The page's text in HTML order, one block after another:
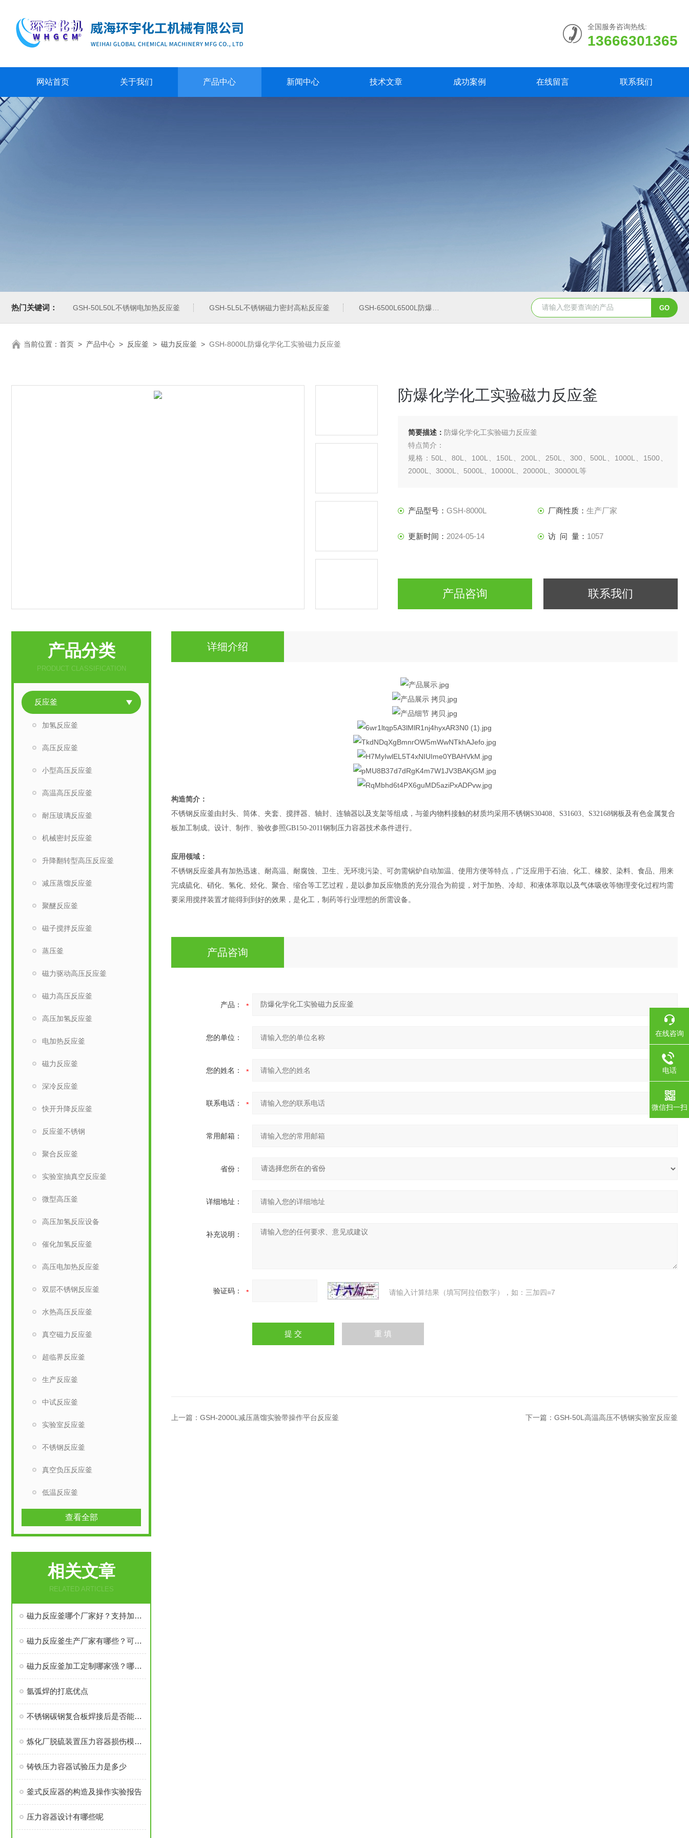
全国服务咨询热线:
13666301365
网站首页 关于我们 产品中心 新闻中心 技术文章 成功案例 在线留言 联系我们
热门关键词： GSH-50L50L不锈钢电加热反应釜 GSH-5L5L不锈钢磁力密封高粘反应釜 GSH-6500L6500L防爆加氢工业反应釜 GSH-0.5L0.5L不锈钢磁力密封聚酯反应釜
当前位置： 首页 > 产品中心 > 反应釜 > 磁力反应釜 > GSH-8000L防爆化学化工实验磁力反应釜
防爆化学化工实验磁力反应釜
简要描述： 防爆化学化工实验磁力反应釜
特点简介：
规格：50L、80L、100L、150L、200L、250L、300、500L、1000L、1500、
2000L、3000L、5000L、10000L、20000L、30000L等
产品型号： GSH-8000L 厂商性质： 生产厂家
更新时间： 2024-05-14 访 问 量： 1057
产品咨询 联系我们
产品分类
PRODUCT CLASSIFICATION
反应釜
加氢反应釜
高压反应釜
小型高压反应釜
高温高压反应釜
耐压玻璃反应釜
机械密封反应釜
升降翻转型高压反应釜
减压蒸馏反应釜
聚醚反应釜
磁子搅拌反应釜
蒸压釜
磁力驱动高压反应釜
磁力高压反应釜
高压加氢反应釜
电加热反应釜
磁力反应釜
深冷反应釜
快开升降反应釜
反应釜不锈钢
聚合反应釜
实验室抽真空反应釜
微型高压釜
高压加氢反应设备
催化加氢反应釜
高压电加热反应釜
双层不锈钢反应釜
水热高压反应釜
真空磁力反应釜
超临界反应釜
生产反应釜
中试反应釜
实验室反应釜
不锈钢反应釜
真空负压反应釜
低温反应釜
查看全部
相关文章
RELATED ARTICLES
磁力反应釜哪个厂家好？支持加工定制的生产厂家有哪些？磁力反应釜价格多少钱？哪家强？
磁力反应釜生产厂家有哪些？可定制哪个品牌好？推荐厂家怎么选？哪家性价比高？
磁力反应釜加工定制哪家强？哪个厂家好？价格贵不贵？选购建议看这几点
氩弧焊的打底优点
不锈钢碳钢复合板焊接后是否能进行热处理
炼化厂脱硫装置压力容器损伤模式分析与应对
铸铁压力容器试验压力是多少
釜式反应器的构造及操作实验报告
压力容器设计有哪些呢
详细介绍
构造简介：
不锈钢反应釜由封头、筒体、夹套、搅拌器、轴封、连轴器以及支架等组成，与釜内物料接触的材质均采用不锈钢 S30408、 S31603、 S32168钢板及有色金属复合
板加工制成。设计、制作、验收参照GB150-2011钢制压力容器技术条件进行。
应用领域：
不锈钢反应釜具有加热迅速、耐高温、耐腐蚀、卫生、无环境污染、可勿需锅炉自动加温、使用方便等特点，广泛应用于石油、化工、橡胶、染料、食品、用来
完成硫化、硝化、氢化、烃化、聚合、缩合等工艺过程，是以参加反应物质的充分混合为前提，对于加热、冷却、和液体萃取以及气体吸收等物理变化过程均需
要采用搅拌装置才能得到到好的效果，是化工，制药等行业理想的所需设备。
产品咨询
产品：
您的单位：
您的姓名：
联系电话：
常用邮箱：
省份：
详细地址：
补充说明：
验证码： 请输入计算结果（填写阿拉伯数字），如：三加四=7
上一篇： GSH-2000L减压蒸馏实验带操作平台反应釜 下一篇： GSH-50L高温高压不锈钢实验室反应釜
在线咨询
电话
微信扫一扫